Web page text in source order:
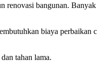
bangunan.
biaya
tahan lama.